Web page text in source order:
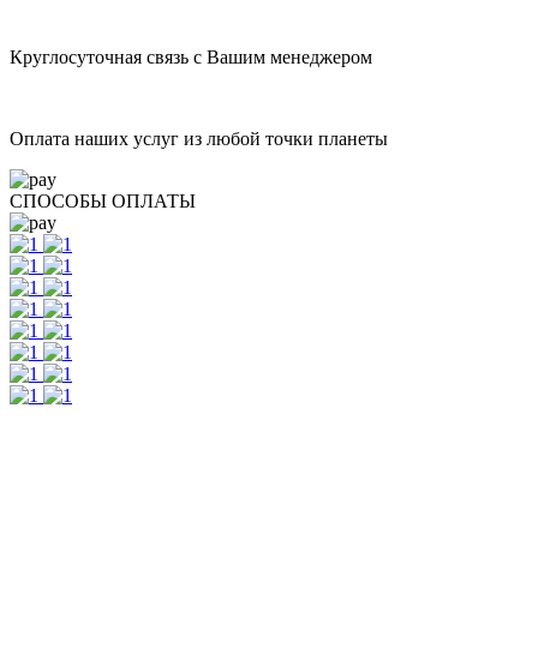
Работаем дистанционно, с любыми регионами
Все нужные услуги в одной компании